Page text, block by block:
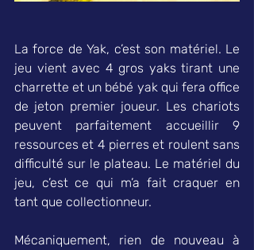
La force de Yak, c’est son matériel. Le
jeu vient avec 4 gros yaks tirant une
charrette et un bébé yak qui fera office
de jeton premier joueur. Les chariots
peuvent parfaitement accueillir 9
ressources et 4 pierres et roulent sans
difficulté sur le plateau. Le matériel du
jeu, c’est ce qui m’a fait craquer en
tant que collectionneur.
Mécaniquement, rien de nouveau à